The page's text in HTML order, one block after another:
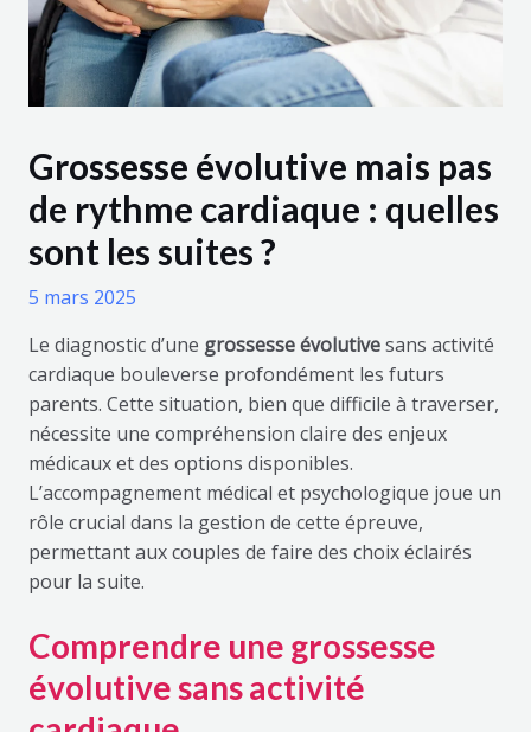
Grossesse évolutive mais pas
de rythme cardiaque : quelles
sont les suites ?
5 mars 2025
Le diagnostic d’une grossesse évolutivesans activité
cardiaque bouleverse profondément les futurs
parents. Cette situation, bien que difficile à traverser,
nécessite une compréhension claire des enjeux
médicaux et des options disponibles.
L’accompagnement médical et psychologique joue un
rôle crucial dans la gestion de cette épreuve,
permettant aux couples de faire des choix éclairés
pour la suite.
Comprendre une grossesse
évolutive sans activité